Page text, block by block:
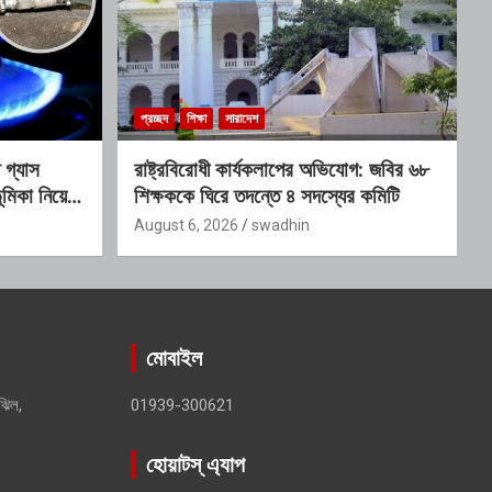
নিয়ে
প্রচ্ছদ শিক্ষা সারাদেশ
রাষ্ট্রবিরোধী কার্যকলাপের অভিযোগ: জবির ৬৮
শিক্ষককে ঘিরে তদন্তে ৪ সদস্যের কমিটি
August 6, 2026 swadhin
মোবাইল
01939-300621
হোয়াটস্ এ্যাপ